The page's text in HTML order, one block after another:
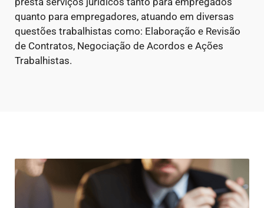
quanto para empregadores, atuando em diversas
questões trabalhistas como: Elaboração e Revisão
de Contratos, Negociação de Acordos e Ações
Trabalhistas.